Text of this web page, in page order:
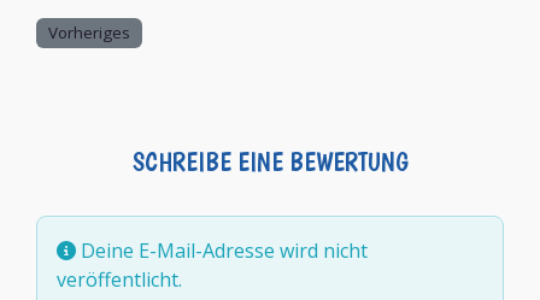
Vorheriges
SCHREIBE EINE BEWERTUNG
Deine E-Mail-Adresse wird nicht
veröffentlicht.